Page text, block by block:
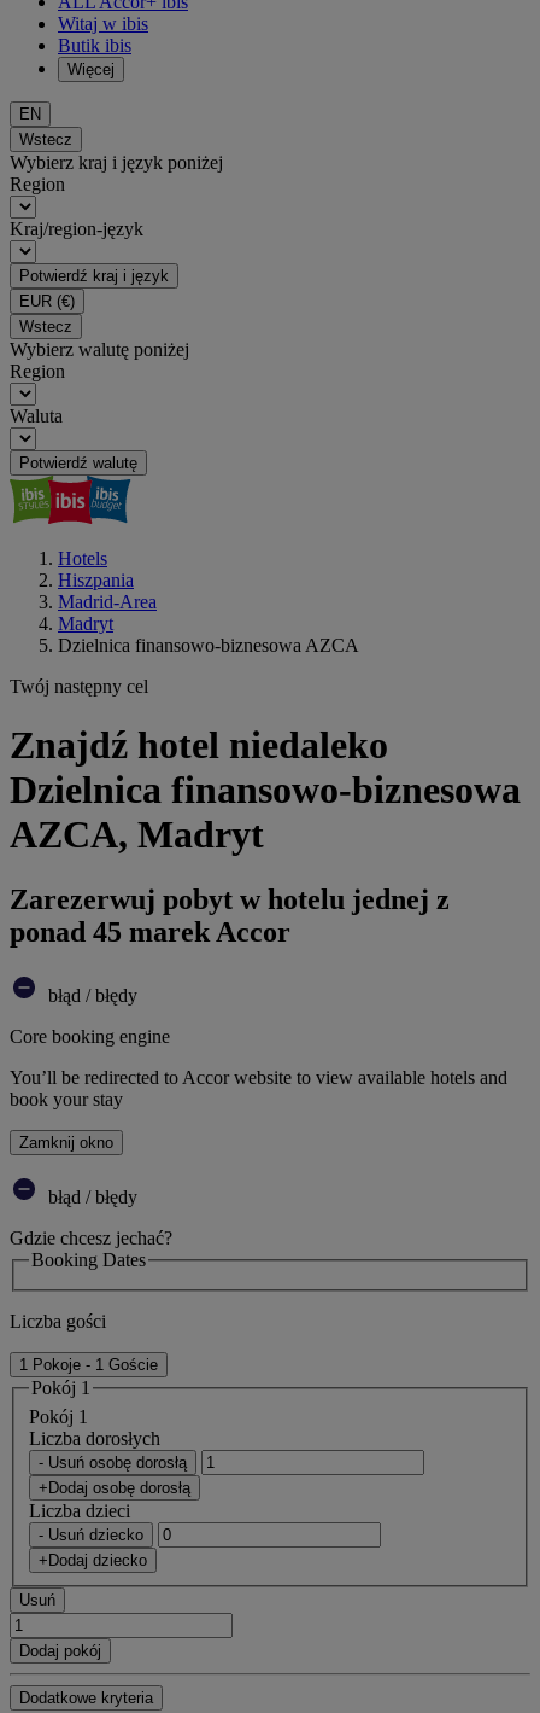
Witaj w ibis
Butik ibis
Więcej
EN
Wstecz
Wybierz kraj i język poniżej
Region
Kraj/region-język
Potwierdź kraj i język
EUR (€)
Wstecz
Wybierz walutę poniżej
Region
Waluta
Potwierdź walutę
Hotels
Hiszpania
Madrid-Area
Madryt
Dzielnica finansowo-biznesowa AZCA
Twój następny cel
Znajdź hotel niedaleko
Dzielnica finansowo-biznesowa
AZCA, Madryt
Zarezerwuj pobyt w hotelu jednej z
ponad 45 marek Accor
błąd / błędy
Core booking engine
You’ll be redirected to Accor website to view available hotels and
book your stay
Zamknij okno
błąd / błędy
Gdzie chcesz jechać?
Booking Dates
Liczba gości
1 Pokoje - 1 Goście
Pokój 1
Pokój 1
Liczba dorosłych
- Usuń osobę dorosłą
+Dodaj osobę dorosłą
Liczba dzieci
- Usuń dziecko
+Dodaj dziecko
Usuń
Dodaj pokój
Dodatkowe kryteria